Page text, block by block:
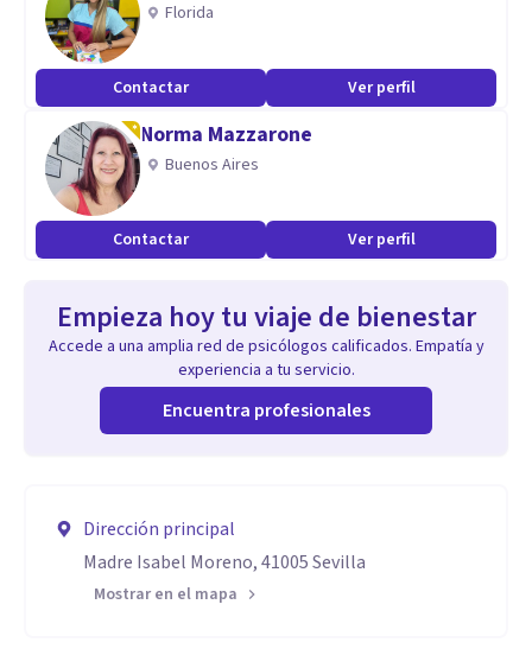
Florida
Contactar Ver perfil
Norma Mazzarone
Buenos Aires
Contactar Ver perfil
Empieza hoy tu viaje de bienestar
Accede a una amplia red de psicólogos calificados. Empatía y
experiencia a tu servicio.
Encuentra profesionales
Dirección principal
Madre Isabel Moreno, 41005 Sevilla
Mostrar en el mapa